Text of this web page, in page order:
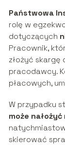
Państwowa
rolę w
dotyczących
Pracownik,
złożyć skargę
pracodawcy.
płacowych,
W przypadku
może
skierować